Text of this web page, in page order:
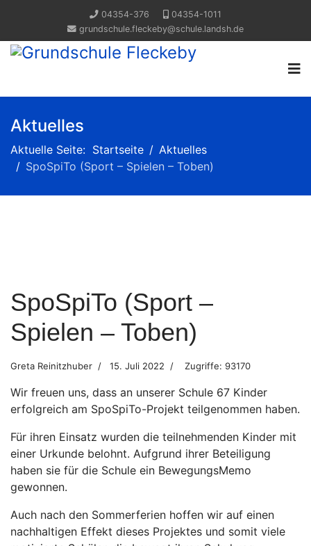
04354-376
04354-1011
grundschule.fleckeby@schule.landsh.de
Aktuelles
Aktuelle Seite: Startseite
Aktuelles
SpoSpiTo (Sport – Spielen – Toben)
SpoSpiTo (Sport –
Spielen – Toben)
Greta Reinitzhuber 15. Juli 2022 Zugriffe: 93170
Wir freuen uns, dass an unserer Schule 67 Kinder
erfolgreich am SpoSpiTo-Projekt teilgenommen haben.
Für ihren Einsatz wurden die teilnehmenden Kinder mit
einer Urkunde belohnt. Aufgrund ihrer Beteiligung
haben sie für die Schule ein BewegungsMemo
gewonnen.
Auch nach den Sommerferien hoffen wir auf einen
nachhaltigen Effekt dieses Projektes und somit viele